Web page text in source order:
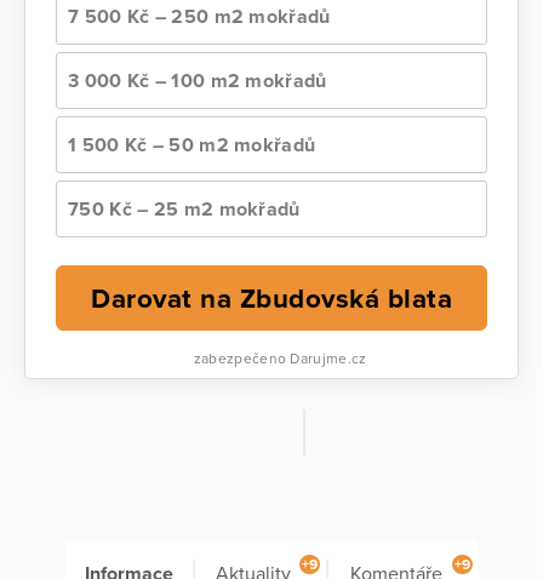
7 500 Kč – 250 m2 mokřadů
3 000 Kč – 100 m2 mokřadů
1 500 Kč – 50 m2 mokřadů
750 Kč – 25 m2 mokřadů
Darovat na Zbudovská blata
zabezpečeno Darujme.cz
Informace Aktuality +9 Komentáře +9